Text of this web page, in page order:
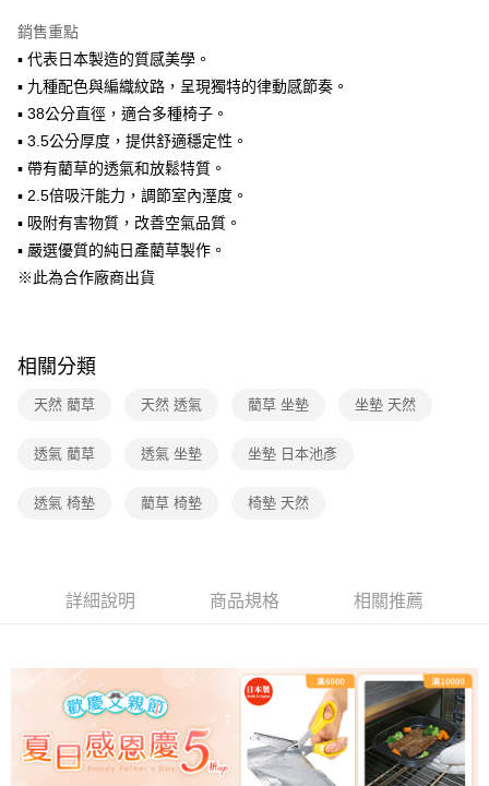
成交易。
3.實際核准額度、可分期數及費用金額請依後續交易確認頁面所載為準。
4.訂單成立30分鐘內，如未前往確認交易或遇審核未通過，訂單將自動取
消。如遇「轉專審核」未通過狀況，表示未達大哥付你分期系統評分，恕無
法說明評估內容。
1.分期款項不併入電信帳單，「大哥付你分期」於每月結算日後寄送繳費提
醒簡訊。
2.透過簡訊連結打開帳單後，可選擇「超商條碼／台灣大直營門市／銀行轉
帳／街口支付／iPASS MONEY」等通路繳費。
【注意事項】
1.本服務係由「台灣大哥大股份有限公司」（以下簡稱本公司）所提供，讓
用戶於交易時，得透過本服務購買商品或服務，並由商店將買賣／分期付款
由本公司與您本人進行分期帳單所需資料之確認、核對及更正。
運送方式
宅配【父親節大回饋】限時$299免運
每筆NT$150，滿NT$299(含以上)免運費
銷售重點
▪ 代表日本製造的質感美學。
▪ 九種配色與編織紋路，呈現獨特的律動感節奏。
▪ 38公分直徑，適合多種椅子。
▪ 3.5公分厚度，提供舒適穩定性。
▪ 帶有藺草的透氣和放鬆特質。
▪ 2.5倍吸汗能力，調節室內溼度。
▪ 吸附有害物質，改善空氣品質。
▪ 嚴選優質的純日產藺草製作。
※此為合作廠商出貨
相關分類
天然 藺草 天然 透氣 藺草 坐墊 坐墊 天然
透氣 藺草 透氣 坐墊 坐墊 日本池彥
透氣 椅墊 藺草 椅墊 椅墊 天然
詳細說明 商品規格 相關推薦